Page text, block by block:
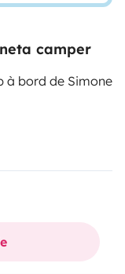
camper
à bord de Simone
WV
soin et amour